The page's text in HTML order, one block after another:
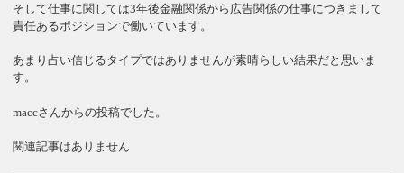
そして仕事に関しては3年後金融関係から広告関係の仕事につきまして
責任あるポジションで働いています。
あまり占い信じるタイプではありませんが素晴らしい結果だと思いま
す。
maccさんからの投稿でした。
関連記事はありません